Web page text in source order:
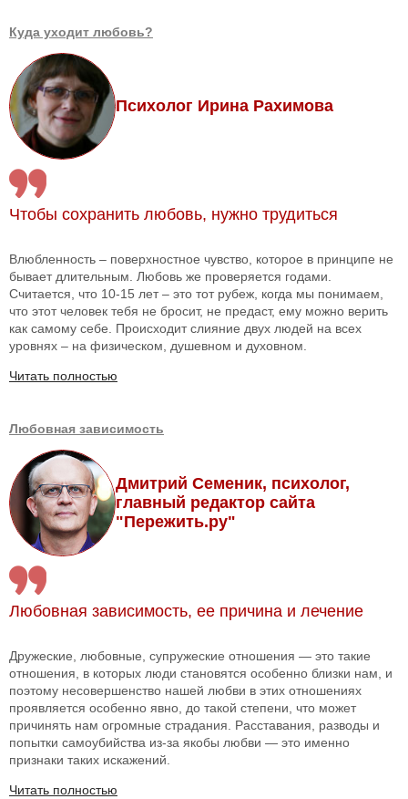
Куда уходит любовь?
Психолог Ирина Рахимова
Чтобы сохранить любовь, нужно трудиться
Влюбленность – поверхностное чувство, которое в принципе не
бывает длительным. Любовь же проверяется годами.
Считается, что 10-15 лет – это тот рубеж, когда мы понимаем,
что этот человек тебя не бросит, не предаст, ему можно верить
как самому себе. Происходит слияние двух людей на всех
уровнях – на физическом, душевном и духовном.
Читать полностью
Любовная зависимость
Дмитрий Семеник, психолог,
главный редактор сайта
"Пережить.ру"
Любовная зависимость, ее причина и лечение
Дружеские, любовные, супружеские отношения — это такие
отношения, в которых люди становятся особенно близки нам, и
поэтому несовершенство нашей любви в этих отношениях
проявляется особенно явно, до такой степени, что может
причинять нам огромные страдания. Расставания, разводы и
попытки самоубийства из-за якобы любви — это именно
признаки таких искажений.
Читать полностью